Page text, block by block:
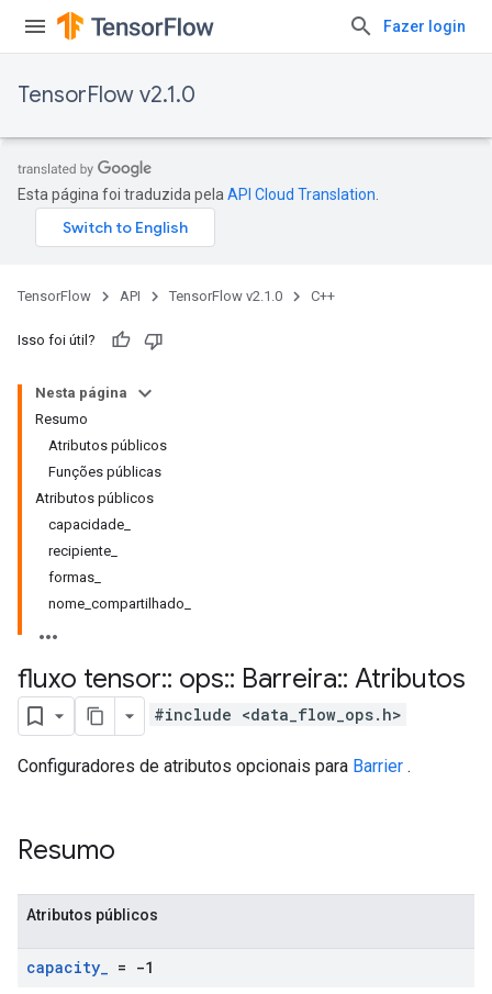
Fazer login
TensorFlow v2.1.0
Esta página foi traduzida pela API Cloud Translation
TensorFlow API TensorFlow v2.1.0 C++
Isso foi útil?
Nesta página
Resumo
Atributos públicos
Funções públicas
Atributos públicos
capacidade_
recipiente_
formas_
nome_compartilhado_
fluxo tensor:: ops:: Barreira:: Atributos
#include <data_flow_ops.h>
Configuradores de atributos opcionais para Barrier .
Resumo
Atributos públicos
capacity_ = -1